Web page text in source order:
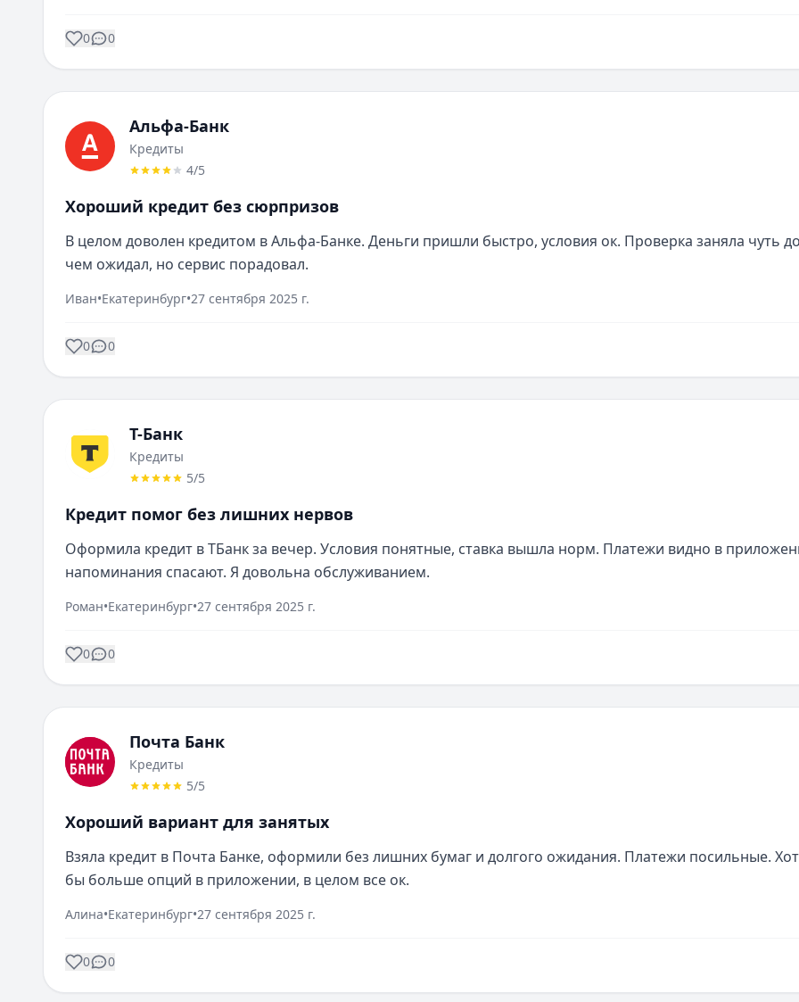
0 0
Альфа-Банк
Кредиты
4/5
Хороший кредит без сюрпризов
В целом доволен кредитом в Альфа-Банке. Деньги пришли быстро, условия ок. Проверка заняла чуть
чем ожидал, но сервис порадовал.
Иван•Екатеринбург•27 сентября 2025 г.
0 0
Т-Банк
Кредиты
5/5
Кредит помог без лишних нервов
Оформила кредит в ТБанк за вечер. Условия понятные, ставка вышла норм. Платежи видно в
напоминания спасают. Я довольна обслуживанием.
Роман•Екатеринбург•27 сентября 2025 г.
0 0
Почта Банк
Кредиты
5/5
Хороший вариант для занятых
Взяла кредит в Почта Банке, оформили без лишних бумаг и долгого ожидания. Платежи посильные.
бы больше опций в приложении, в целом все ок.
Алина•Екатеринбург•27 сентября 2025 г.
0 0